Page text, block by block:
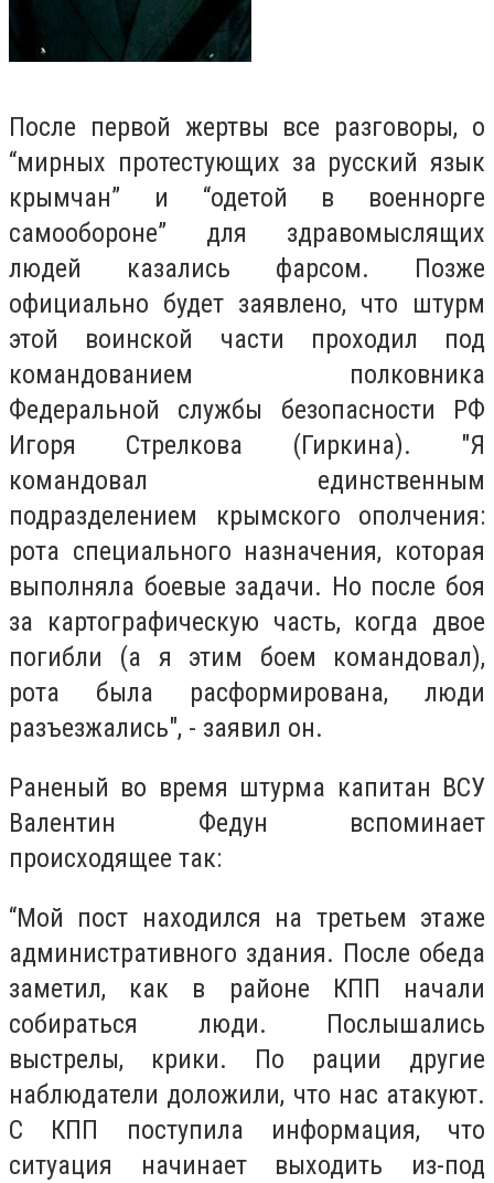
После первой жертвы все разговоры, о
“мирных протестующих за русский язык
крымчан” и “одетой в военнорге
самообороне” для здравомыслящих
людей казались фарсом. Позже
официально будет заявлено, что штурм
этой воинской части проходил под
командованием полковника
Федеральной службы безопасности РФ
Игоря Стрелкова (Гиркина). "Я
командовал единственным
подразделением крымского ополчения:
рота специального назначения, которая
выполняла боевые задачи. Но после боя
за картографическую часть, когда двое
погибли (а я этим боем командовал),
рота была расформирована, люди
разъезжались", - заявил он.
Раненый во время штурма капитан ВСУ
Валентин Федун вспоминает
происходящее так:
“Мой пост находился на третьем этаже
административного здания. После обеда
заметил, как в районе КПП начали
собираться люди. Послышались
выстрелы, крики. По рации другие
наблюдатели доложили, что нас атакуют.
С КПП поступила информация, что
ситуация начинает выходить из-под